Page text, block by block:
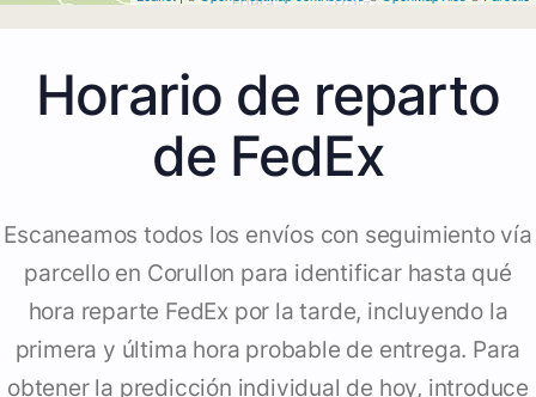
Horario de reparto
de FedEx
Escaneamos todos los envíos con seguimiento vía
parcello en Corullon para identificar hasta qué
hora reparte FedEx por la tarde, incluyendo la
primera y última hora probable de entrega. Para
obtener la predicción individual de hoy, introduce